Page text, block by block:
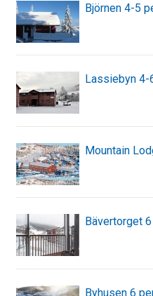
Björnen 4-5
Lassiebyn
Mountain
Bävertorget
Byhusen 6